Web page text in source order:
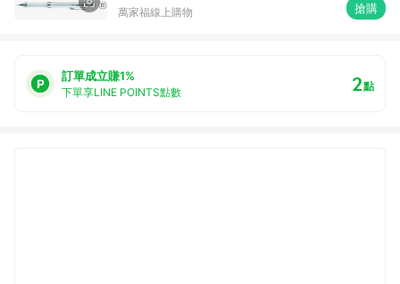
萬家福線上購物 搶購
訂單成立賺1%
下單享LINE POINTS點數 2點